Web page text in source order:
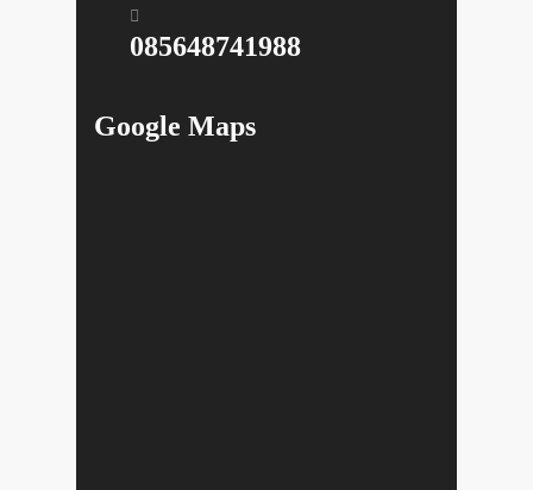
085648741988
Google Maps